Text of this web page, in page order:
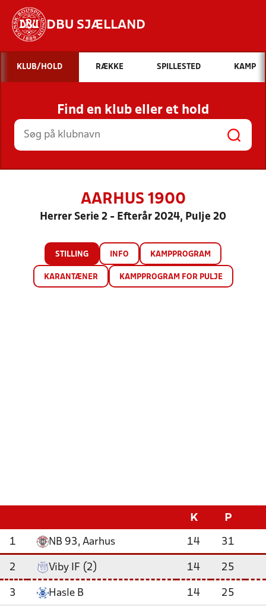
DBU SJÆLLAND
Hvad vil du søge efter?
INDHOLD OG NYHEDER
STILLINGER, RESULTATER, KLUBBER OG
HOLD
KLUB/HOLD RÆKKE SPILLESTED KAMP
Find en klub eller et hold
AARHUS 1900
Herrer Serie 2 - Efterår 2024, Pulje 20
STILLING INFO KAMPPROGRAM
KARANTÆNER KAMPPROGRAM FOR PULJE
K P
1 NB 93, Aarhus 14 31
2 Viby IF (2) 14 25
3 Hasle B 14 25